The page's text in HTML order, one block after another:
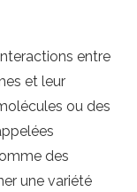
entre
et leur
ou des
des
une variété